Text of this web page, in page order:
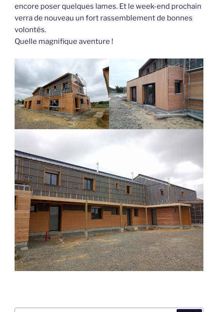
encore poser quelques lames. Et le week-end prochain
verra de nouveau un fort rassemblement de bonnes
volontés.
Quelle magnifique aventure !